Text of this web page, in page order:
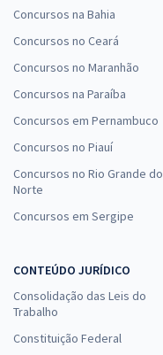
Concursos na Bahia
Concursos no Ceará
Concursos no Maranhão
Concursos na Paraíba
Concursos em Pernambuco
Concursos no Piauí
Concursos no Rio Grande do
Norte
Concursos em Sergipe
CONTEÚDO JURÍDICO
Consolidação das Leis do
Trabalho
Constituição Federal